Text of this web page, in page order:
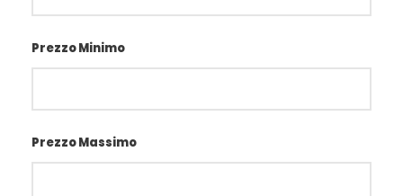
Prezzo Minimo
Prezzo Massimo